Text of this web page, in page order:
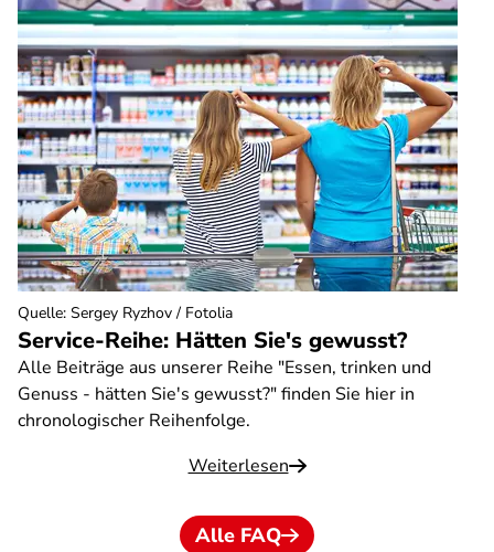
Service-Reihe: Hätten Sie's gewusst?
Alle Beiträge aus unserer Reihe "Essen, trinken und
Genuss - hätten Sie's gewusst?" finden Sie hier in
chronologischer Reihenfolge.
Weiterlesen
Quelle: Sergey Ryzhov / Fotolia
Alle FAQ